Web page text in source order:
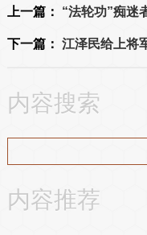
上一篇： “法轮功”痴迷
下一篇： 江泽民给上将
内容搜索
内容推荐